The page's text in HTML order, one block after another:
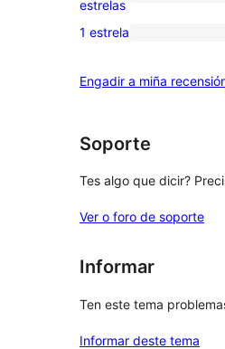
0
valoracións
2
estrelas
3
de
estrelas
1 estrela
Engadir a miña
Soporte
Tes algo que dicir?
Ver o foro de soporte
Informar
Ten este tema
Informar deste tema